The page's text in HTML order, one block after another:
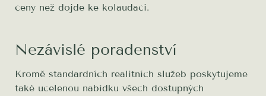
ceny než dojde ke kolaudaci.
Nezávislé poradenství
Kromě standardních realitních služeb poskytujeme
také ucelenou nabídku všech dostupných